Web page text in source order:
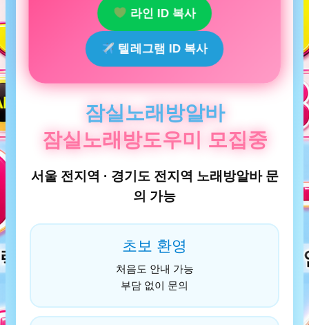
라인 ID 복사
텔레그램 ID 복사
잠실노래방알바
잠실노래방도우미 모집중
서울 전지역 · 경기도 전지역 노래방알바 문
의 가능
초보 환영
처음도 안내 가능
부담 없이 문의